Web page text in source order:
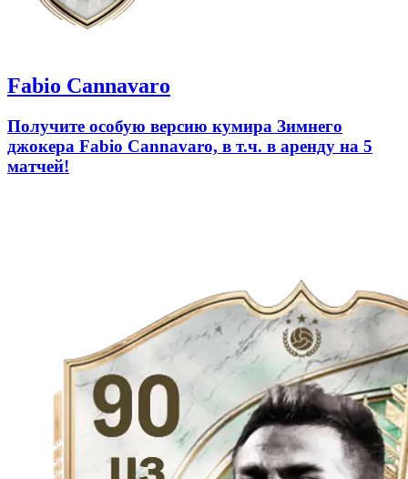
Fabio Cannavaro
Получите особую версию кумира Зимнего
джокера Fabio Cannavaro, в т.ч. в аренду на 5
матчей!